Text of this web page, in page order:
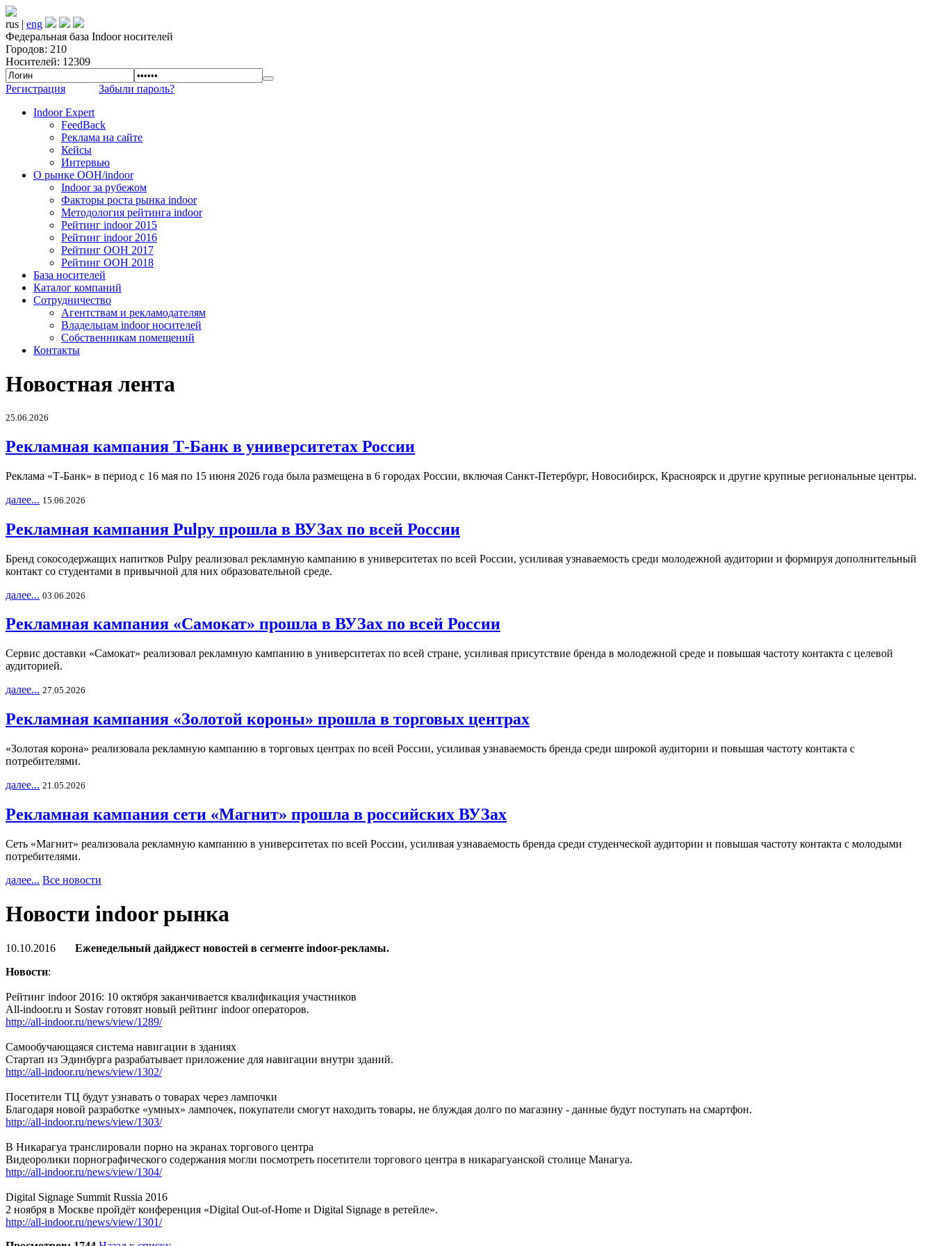
rus | eng
Федеральная база Indoor носителей
Городов: 210
Носителей: 12309
Регистрация
Забыли пароль?
Indoor Expert
FeedBack
Реклама на сайте
Кейсы
Интервью
О рынке OOH/indoor
Indoor за рубежом
Факторы роста рынка indoor
Методология рейтинга indoor
Рейтинг indoor 2015
Рейтинг indoor 2016
Рейтинг OOH 2017
Рейтинг OOH 2018
База носителей
Каталог компаний
Сотрудничество
Агентствам и рекламодателям
Владельцам indoor носителей
Собственникам помещений
Контакты
Новостная лента
25.06.2026
Рекламная кампания Т-Банк в университетах России
Реклама «Т-Банк» в период с 16 мая по 15 июня 2026 года была размещена в 6 городах России, включая Санкт-Петербург, Новосибирск, Красноярск и другие крупные региональные центры.
далее... 15.06.2026
Рекламная кампания Pulpy прошла в ВУЗах по всей России
Бренд сокосодержащих напитков Pulpy реализовал рекламную кампанию в университетах по всей России, усиливая узнаваемость среди молодежной аудитории и формируя дополнительный
контакт со студентами в привычной для них образовательной среде.
далее... 03.06.2026
Рекламная кампания «Самокат» прошла в ВУЗах по всей России
Сервис доставки «Самокат» реализовал рекламную кампанию в университетах по всей стране, усиливая присутствие бренда в молодежной среде и повышая частоту контакта с целевой
аудиторией.
далее... 27.05.2026
Рекламная кампания «Золотой короны» прошла в торговых центрах
«Золотая корона» реализовала рекламную кампанию в торговых центрах по всей России, усиливая узнаваемость бренда среди широкой аудитории и повышая частоту контакта с
потребителями.
далее... 21.05.2026
Рекламная кампания сети «Магнит» прошла в российских ВУЗах
Сеть «Магнит» реализовала рекламную кампанию в университетах по всей России, усиливая узнаваемость бренда среди студенческой аудитории и повышая частоту контакта с молодыми
потребителями.
далее... Все новости
Новости indoor рынка
10.10.2016
Еженедельный дайджест новостей в сегменте indoor-рекламы.
Новости:
Рейтинг indoor 2016: 10 октября заканчивается квалификация участников
All-indoor.ru и Sostav готовят новый рейтинг indoor операторов.
http://all-indoor.ru/news/view/1289/
Самообучающаяся система навигации в зданиях
Стартап из Эдинбурга разрабатывает приложение для навигации внутри зданий.
http://all-indoor.ru/news/view/1302/
Посетители ТЦ будут узнавать о товарах через лампочки
Благодаря новой разработке «умных» лампочек, покупатели смогут находить товары, не блуждая долго по магазину - данные будут поступать на смартфон.
http://all-indoor.ru/news/view/1303/
В Никарагуа транслировали порно на экранах торгового центра
Видеоролики порнографического содержания могли посмотреть посетители торгового центра в никарагуанской столице Манагуа.
http://all-indoor.ru/news/view/1304/
Digital Signage Summit Russia 2016
2 ноября в Москве пройдёт конференция «Digital Out-of-Home и Digital Signage в ретейле».
http://all-indoor.ru/news/view/1301/